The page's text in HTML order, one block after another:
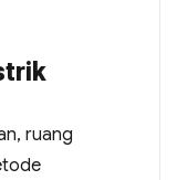
ruang